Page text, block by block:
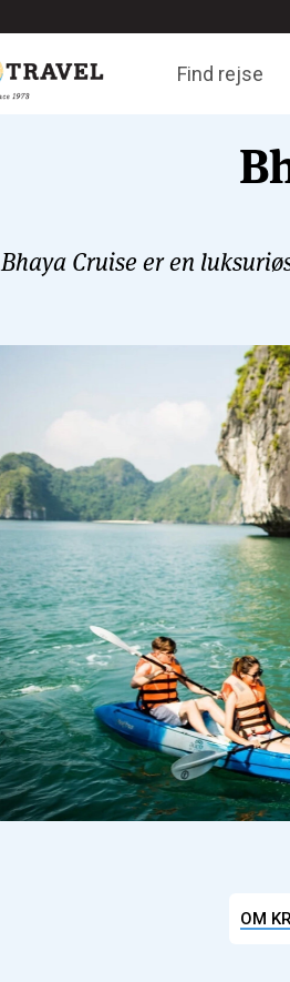
Find rejse
Bhaya Cruise er en
OM